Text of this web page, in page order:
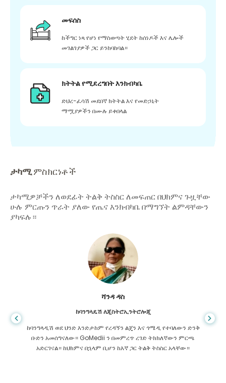
መፍሰስ
ከችግር ነጻ የሆነ የማስወጣት ሂደት ከሰነዶች እና ሌሎች
መገልገያዎች ጋር ይንከባከባል።
ክትትል የሚደረግበት እንክብካቤ
ድህረ-ፈሳሽ መደበኛ ክትትል እና የመድኃኒት
ማሟያዎችን በሙሉ ይቀበላል
ታካሚምስክርነቶች
ታካሚዎቻችን ለወደፊት ትልቅ ትስስር ለመፍጠር በህክምና ጉዟቸው
ሁሉ ምርጡን ጥራት ያለው የጤና እንክብካቤ በማግኘት ልምዳቸውን
ያካፍሉ።
ሻንዳ ዳስ
ከባንግላዴሽ ለጂስትሮኢንትሮሎጂ
ከባንግላዲሽ ወደ ህንድ እንድታከም የረዳኝን ልጄን እና ጎሜዲ የተባለውን ድንቅ
ቡድን አመሰግናለው። GoMedii ን በመምረጥ ረገድ ትክክለኛውን ምርጫ
አድርገናል። ከህክምና በኋላም ቢሆን ከእኛ ጋር ትልቅ ትስስር አላቸው።